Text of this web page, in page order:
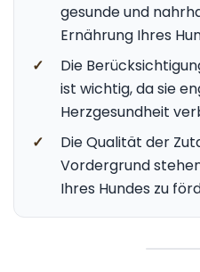
gesunde und
Ernährung Ihres
✓
Die
ist wichtig, da sie
Herzgesundheit
✓
Die Qualität der
Vordergrund
Ihres Hundes zu